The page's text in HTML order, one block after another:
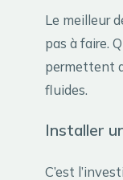
Le meilleur
pas à faire.
permettent
fluides.
Installer
C’est